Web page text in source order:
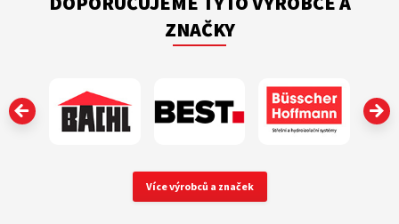
ZNAČKY
‹
Více výrobců a značek